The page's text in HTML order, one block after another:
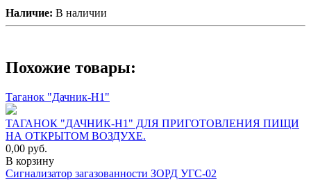
Наличие: В наличии
Похожие товары:
Таганок "Дачник-Н1"
ТАГАНОК "ДАЧНИК-Н1" ДЛЯ ПРИГОТОВЛЕНИЯ ПИЩИ
НА ОТКРЫТОМ ВОЗДУХЕ.
0,00 руб.
В корзину
Сигнализатор загазованности ЗОРД УГС-02